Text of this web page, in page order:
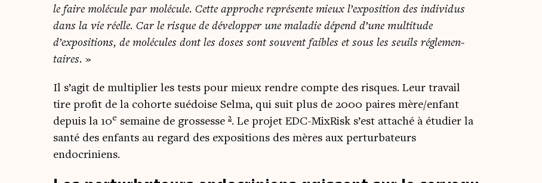
le faire molé­cule par molé­cule. Cette approche repré­sente mieux l’exposition des indi­vi­dus
dans la vie réelle. Car le risque de déve­lop­per une mala­die dépend d’une mul­ti­tude
d’expositions, de molé­cules dont les doses sont sou­vent faibles et sous les seuils régle­men­
taires. »
Il s’agit de mul­ti­plier les tests pour mieux rendre compte des risques. Leur tra­vail
tire pro­fit de la cohorte sué­doise Sel­ma, qui suit plus de 2000 paires mère/enfant
depuis la 10e semaine de gros­sesse 2. Le pro­jet EDC-Mix­Risk s’est atta­ché à étu­dier la
san­té des enfants au regard des expo­si­tions des mères aux per­tur­ba­teurs
endocriniens.